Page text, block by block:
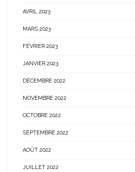
AVRIL 2023
MARS 2023
FÉVRIER 2023
JANVIER 2023
DÉCEMBRE 2022
NOVEMBRE 2022
OCTOBRE 2022
SEPTEMBRE 2022
AOÛT 2022
JUILLET 2022